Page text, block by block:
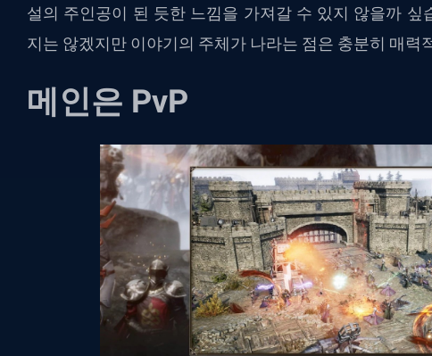
설의 주인공이 된 듯한 느낌을 가져갈 수 있지 않을까
지는 않겠지만 이야기의 주체가 나라는 점은 충분히 매력
메인은 PvP